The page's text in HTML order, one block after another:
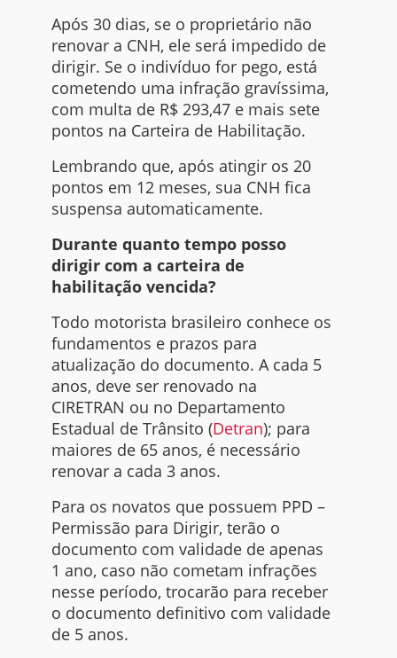
Após 30 dias, se o proprietário não
renovar a CNH, ele será impedido de
dirigir. Se o indivíduo for pego, está
cometendo uma infração gravíssima,
com multa de R$ 293,47 e mais sete
pontos na Carteira de Habilitação.
Lembrando que, após atingir os 20
pontos em 12 meses, sua CNH fica
suspensa automaticamente.
Durante quanto tempo posso
dirigir com a carteira de
habilitação vencida?
Todo motorista brasileiro conhece os
fundamentos e prazos para
atualização do documento. A cada 5
anos, deve ser renovado na
CIRETRAN ou no Departamento
Estadual de Trânsito (Detran); para
maiores de 65 anos, é necessário
renovar a cada 3 anos.
Para os novatos que possuem PPD –
Permissão para Dirigir, terão o
documento com validade de apenas
1 ano, caso não cometam infrações
nesse período, trocarão para receber
o documento definitivo com validade
de 5 anos.